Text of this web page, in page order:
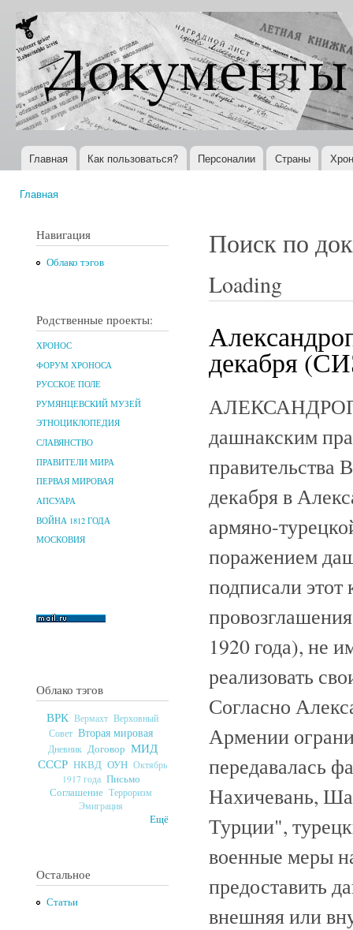
Документы
XX века
Всемирная
история в
Интернете
Главное меню
Главная Как пользоваться? Персоналии Страны
Главная
Навигация
Облако тэгов
Родственные проекты:
ХРОНОС
ФОРУМ ХРОНОСА
РУССКОЕ ПОЛЕ
РУМЯНЦЕВСКИЙ МУЗЕЙ
ЭТНОЦИКЛОПЕДИЯ
СЛАВЯНСТВО
ПРАВИТЕЛИ МИРА
ПЕРВАЯ МИРОВАЯ
АПСУАРА
ВОЙНА 1812 ГОДА
МОСКОВИЯ
Облако тэгов
ВРК Вермахт Верховный
Совет Вторая мировая
Дневник Договор МИД
СССР НКВД ОУН Октябрь
1917 года Письмо
Соглашение Терроризм
Эмиграция
Ещё
Остальное
Статьи
Поиск по
Loading
декабря
дашнакским
правительства
декабря в
армяно-
поражением
подписали
1920 года), не
реализовать
Согласно
Армении
передавалась
Нахичевань,
Турции",
военные меры
предоставить
внешняя или